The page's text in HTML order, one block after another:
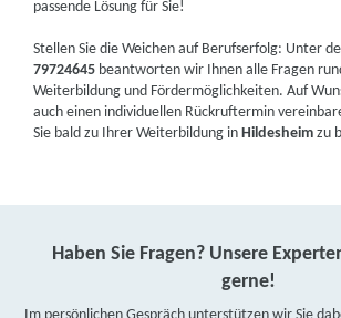
passende Lösung für Sie!
Stellen Sie die Weichen auf Berufserfolg: Unter
79724645 beantworten wir Ihnen alle Fragen
Weiterbildung und Fördermöglichkeiten. Auf
auch einen individuellen Rückruftermin
Sie bald zu Ihrer Weiterbildung inHildesheim zu
Haben Sie Fragen? Unsere
gerne!